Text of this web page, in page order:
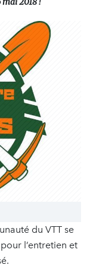
du VTT se
l’entretien et